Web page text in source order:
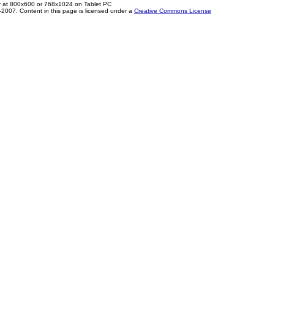
at 800x600 or 768x1024 on Tablet PC
2007. Content in this page is licensed under a Creative Commons License